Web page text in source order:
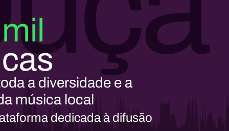
a diversidade e a
música local
dedicada à difusão